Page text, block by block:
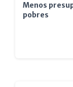
Menos
pobres